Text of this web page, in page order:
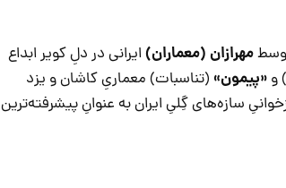
مهرازان (معماران)ایرانی در دلِ کویر ابداع
و«پیمون» (تناسبات) معماریِ کاشان و یزد
سازه‌های گِلیِ ایران به عنوانِ پیشرفته‌ترین